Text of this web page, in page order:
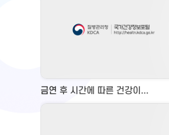
금연 후 시간에 따른 건강이...